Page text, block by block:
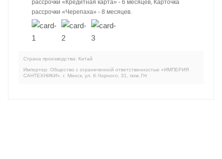
рассрочки «Кредитная карта» - 6 месяцев, Карточка
рассрочки «Черепаха» - 8 месяцев.
Страна производства: Китай
Импортер: Общество с ограниченной ответственностью «ИМПЕРИЯ
САНТЕХНИКИ», г. Минск, ул. К.Чорного, 31, пом.7Н